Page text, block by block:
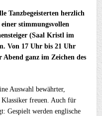
Tanzbegeisterten herzlich
stimmungsvollen
(Saal Kristl im
Von 17 Uhr bis 21 Uhr
ganz im Zeichen des
Auswahl bewährter,
Klassiker freuen. Auch für
Gespielt werden englische